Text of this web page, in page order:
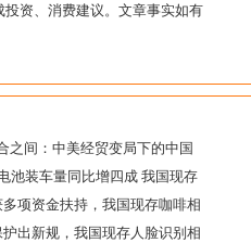
资、消费建议。文章事实如有
之间：中美经贸变局下的中国
池装车量同比增四成 我国现存
项资金扶持，我国现存咖啡相
护出新规，我国现存人脸识别相